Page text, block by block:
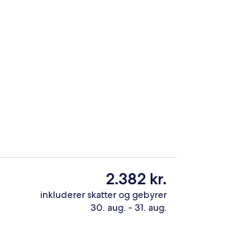
- boblebad - havudsigt | Privat spabad
Deluxe-penthouselejlighed - 2
Den
nuværende
pris
2.382 kr.
inkluderer skatter og gebyrer
30. aug. - 31. aug.